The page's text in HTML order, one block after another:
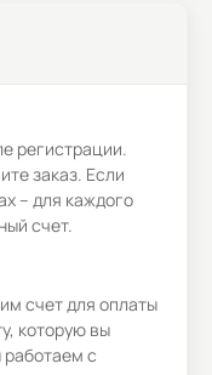
регистрации.
заказ. Если
– для каждого
счет.
счет для оплаты
которую вы
с